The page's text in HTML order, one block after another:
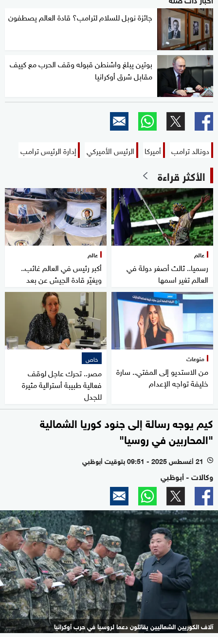
جائزة نوبل للسلام لترامب؟ قادة العالم يصطفون
بوتين يبلغ واشنطن قبوله وقف الحرب مع كييف
مقابل شرق أوكرانيا
دونالد ترامب أميركا الرئيس الأميركي إدارة الرئيس ترامب
الأكثر قراءة
عالم
رسميا.. ثالث أصغر دولة في
العالم تغير اسمها
عالم
أكبر رئيس في العالم غائب..
ويغيّر قادة الجيش عن بعد
منوعات
من الاستديو إلى المفتي.. سارة
خليفة تواجه الإعدام
خاص
مصر.. تحرك عاجل لوقف
فعالية طبيبة أسترالية مثيرة
للجدل
كيم يوجه رسالة إلى جنود كوريا الشمالية
"المحاربين في روسيا"
l 21 أغسطس 2025 - 09:51 بتوقيت أبوظبي
وكالات - أبوظبي
آلاف الكوريين الشماليين يقاتلون دعما لروسيا في حرب أوكرانيا